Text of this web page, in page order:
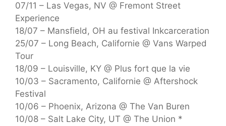
07/11 – Las Vegas, NV @ Fremont Street
Experience
18/07 – Mansfield, OH au festival Inkcarceration
25/07 – Long Beach, Californie @ Vans Warped
Tour
18/09 – Louisville, KY @ Plus fort que la vie
10/03 – Sacramento, Californie @ Aftershock
Festival
10/06 – Phoenix, Arizona @ The Van Buren
10/08 – Salt Lake City, UT @ The Union *